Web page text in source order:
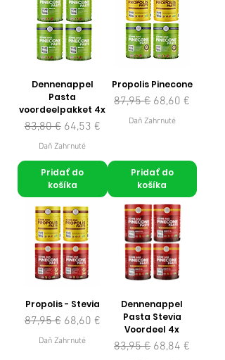
Dennenappel
Pasta
voordeelpakket 4x
Normálna cena
83,80 € Zľavnená cena
64,53 €
Daň Zahrnuté
Pridať do
košíka
Propolis Pinecone
Normálna cena
87,95 € Zľavnená cena
68,60 €
Daň Zahrnuté
Pridať do
košíka
Propolis - Stevia
Normálna cena
87,95 € Zľavnená cena
68,60 €
Daň Zahrnuté
Dennenappel
Pasta Stevia
Voordeel 4x
Normálna cena
83,95 € Zľavnená cena
68,84 €